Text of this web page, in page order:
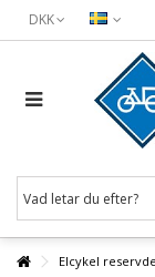
DKK
Elcykel